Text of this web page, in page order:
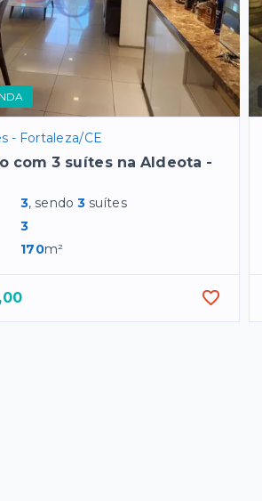
- Fortaleza/CE
com 3 suítes na Aldeota -
3, sendo3 suítes
3
170m²